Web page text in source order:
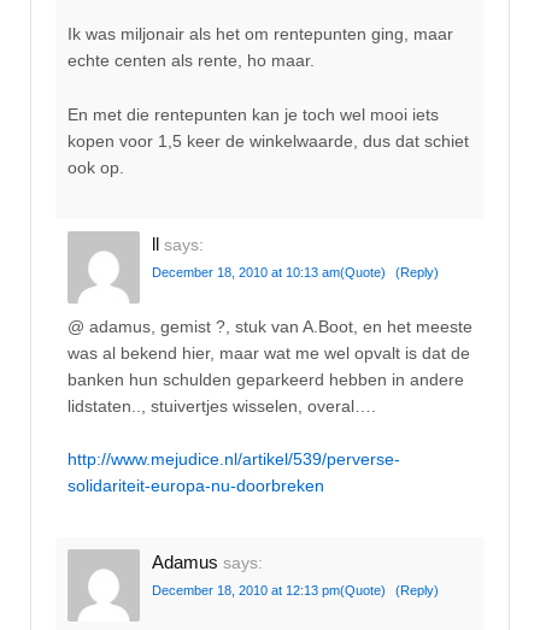
Ik was miljonair als het om rentepunten ging, maar
echte centen als rente, ho maar.
En met die rentepunten kan je toch wel mooi iets
kopen voor 1,5 keer de winkelwaarde, dus dat schiet
ook op.
ll says:
December 18, 2010 at 10:13 am(Quote) (Reply)
@ adamus, gemist ?, stuk van A.Boot, en het meeste
was al bekend hier, maar wat me wel opvalt is dat de
banken hun schulden geparkeerd hebben in andere
lidstaten.., stuivertjes wisselen, overal….
http://www.mejudice.nl/artikel/539/perverse-
solidariteit-europa-nu-doorbreken
Adamus says:
December 18, 2010 at 12:13 pm(Quote) (Reply)